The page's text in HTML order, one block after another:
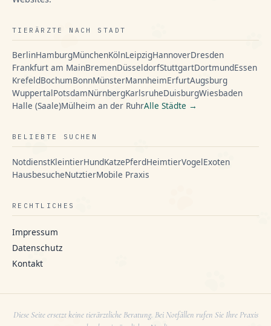
TIERÄRZTE NACH STADT
BerlinHamburgMünchenKölnLeipzigHannoverDresden
Frankfurt am MainBremenDüsseldorfStuttgartDortmundEssen
KrefeldBochumBonnMünsterMannheimErfurtAugsburg
WuppertalPotsdamNürnbergKarlsruheDuisburgWiesbaden
Halle (Saale)Mülheim an der RuhrAlle Städte →
BELIEBTE SUCHEN
NotdienstKleintierHundKatzePferdHeimtierVogelExoten
HausbesucheNutztierMobile Praxis
RECHTLICHES
Impressum
Datenschutz
Kontakt
Diese Seite ersetzt keine tierärztliche Beratung. Bei Notfällen rufen Sie Ihre Praxis